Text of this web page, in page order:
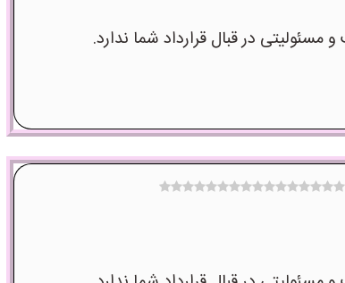
در قبال قرارداد شما ندارد.